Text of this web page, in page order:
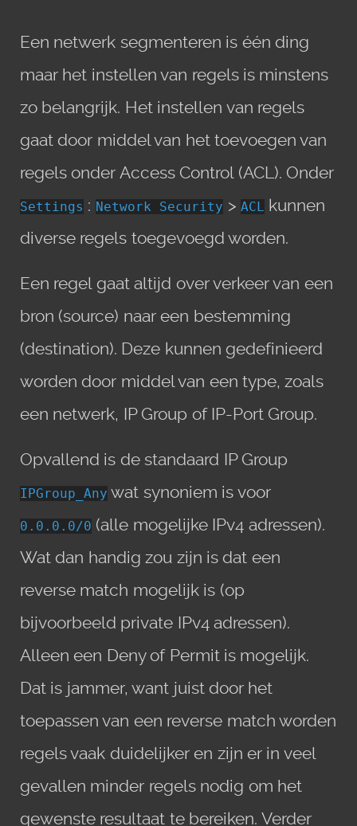
Een netwerk segmenteren is één ding
maar het instellen van regels is minstens
zo belangrijk. Het instellen van regels
gaat door middel van het toevoegen van
regels onder Access Control (ACL). Onder
Settings : Network Security >ACL
kunnen
diverse regels toegevoegd worden.
Een regel gaat altijd over verkeer van een
bron (source) naar een bestemming
(destination). Deze kunnen gedefinieerd
worden door middel van een type, zoals
een netwerk, IP Group of IP-Port Group.
Opvallend is de standaard IP Group
IPGroup_Any wat synoniem is voor
0.0.0.0/0 (alle mogelijke IPv4 adressen).
Wat dan handig zou zijn is dat een
reverse match mogelijk is (op
bijvoorbeeld private IPv4 adressen).
Alleen een Deny of Permit is mogelijk.
Dat is jammer, want juist door het
toepassen van een reverse match worden
regels vaak duidelijker en zijn er in veel
gevallen minder regels nodig om het
gewenste resultaat te bereiken. Verder